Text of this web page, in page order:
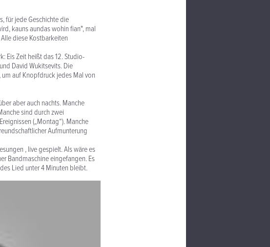
für jede Geschichte die
kauns aundas wohin fian", mal
diese Kostbarkeiten
Eis Zeit heißt das 12. Studio-
David Wukitsevits. Die
auf Knopfdruck jedes Mal von
aber auch nachts. Manche
sind durch zwei
(„Montag“). Manche
Aufmunterung
, live gespielt. Als wäre es
Bandmaschine eingefangen. Es
Lied unter 4 Minuten bleibt.